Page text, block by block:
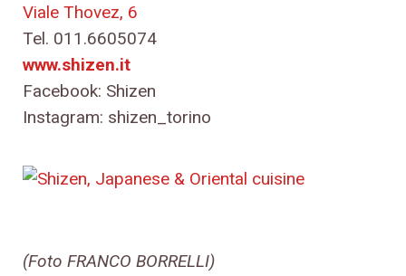
Viale Thovez, 6
Tel. 011.6605074
www.shizen.it
Facebook: Shizen
Instagram: shizen_torino
(Foto FRANCO BORRELLI)